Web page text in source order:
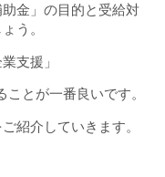
金」の目的と受給対
う。
支援」
とが一番良いです。
紹介していきます。